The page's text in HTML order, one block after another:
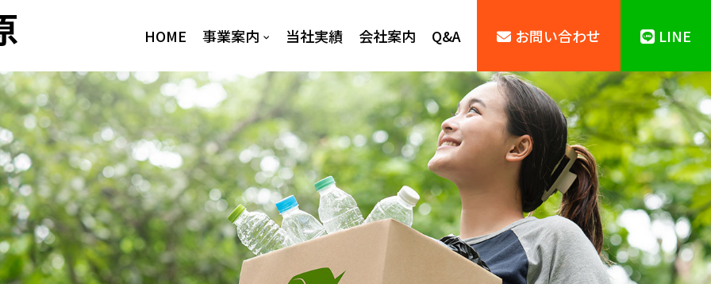
HOME 事業案内 当社実績 会社案内 Q&A お問い合わせ LINE